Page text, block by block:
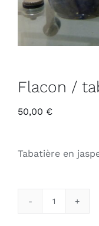
Flacon /
50,00 €
Tabatière en